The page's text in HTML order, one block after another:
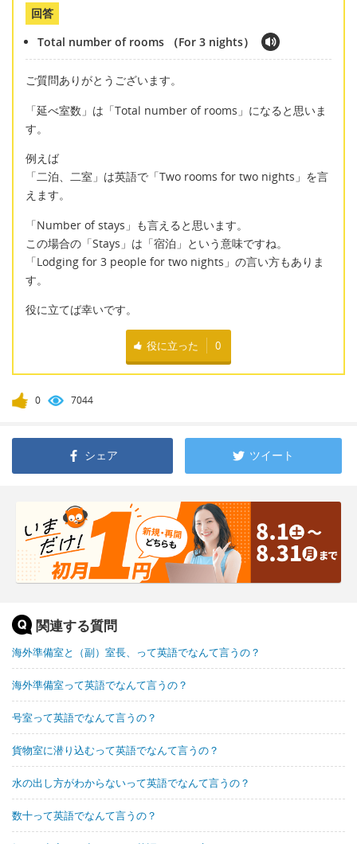
回答
Total number of rooms （For 3 nights）
ご質問ありがとうございます。
「延べ室数」は「Total number of rooms」になると思いま
す。
例えば
「二泊、二室」は英語で「Two rooms for two nights」を言
えます。
「Number of stays」も言えると思います。
この場合の「Stays」は「宿泊」という意味ですね。
「Lodging for 3 people for two nights」の言い方もありま
す。
役に立てば幸いです。
役に立った 0
0 7044
シェア ツイート
関連する質問
海外準備室と（副）室長、って英語でなんて言うの？
海外準備室って英語でなんて言うの？
号室って英語でなんて言うの？
貨物室に潜り込むって英語でなんて言うの？
水の出し方がわからないって英語でなんて言うの？
数十って英語でなんて言うの？